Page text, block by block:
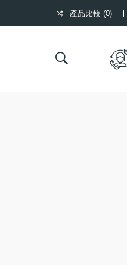
產品比較 (0)